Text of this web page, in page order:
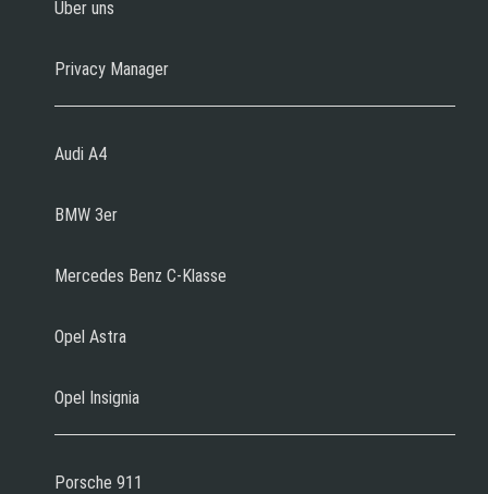
Über uns
Privacy Manager
Audi A4
BMW 3er
Mercedes Benz C-Klasse
Opel Astra
Opel Insignia
Porsche 911